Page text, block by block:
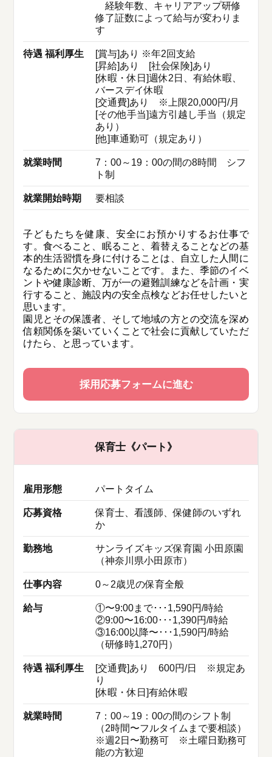
経験年数、キャリアアップ研修
修了証数によって給与が変わりま
す
待遇 福利厚生
[賞与]あり ※年2回支給
[昇給]あり [社会保険]あり
[休暇・休日]週休2日、有給休暇、
バースデイ休暇
[交通費]あり ※上限20,000円/月
[その他手当]遠方引越し手当（規定
あり）
[他]車通勤可（規定あり）
就業時間
7：00～19：00の間の8時間 シフ
ト制
就業開始時期 要相談
子どもたちを健康、安全にお預かりするお仕事で
す。食べること、眠ること、着替えることなどの基
本的生活習慣を身に付けることは、自立した人間に
なるために欠かせないことです。また、季節のイベ
ントや健康診断、万が一の避難訓練などを計画・実
行すること、施設内の安全点検などお任せしたいと
思います。
園児とその保護者、そして地域の方との交流を深め
信頼関係を築いていくことで社会に貢献していただ
けたら、と思っています。
採用応募フォームに進む
保育士《パート》
雇用形態 パートタイム
応募資格
保育士、看護師、保健師のいずれ
か
勤務地
サンライズキッズ保育園 小田原園
（神奈川県小田原市）
仕事内容 0～2歳児の保育全般
給与
①〜9:00まで･･･1,590円/時給
②9:00〜16:00･･･1,390円/時給
③16:00以降〜･･･1,590円/時給
（研修時1,270円）
待遇 福利厚生
[交通費]あり 600円/日 ※規定あ
り
[休暇・休日]有給休暇
就業時間
7：00～19：00の間のシフト制
（2時間〜フルタイムまで要相談）
※週2日〜勤務可 ※土曜日勤務可
能の方歓迎